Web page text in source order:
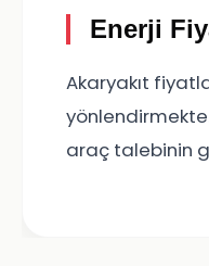
Enerji
Akaryakıt
araç talebinin